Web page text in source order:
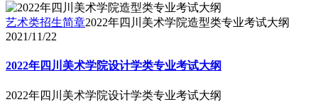
艺术类招生简章2022年四川美术学院造型类专业考试大纲
2021/11/22
2022年四川美术学院设计学类专业考试大纲
2022年四川美术学院设计学类专业考试大纲